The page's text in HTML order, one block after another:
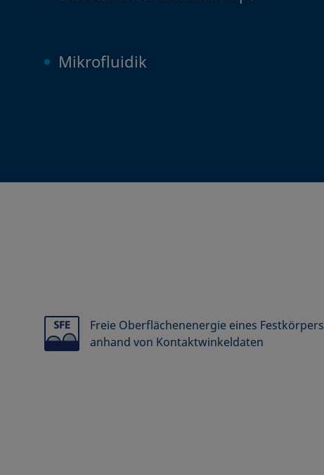
Mikrofluidik
Freie Oberflächenenergie eines Festkörpers
anhand von Kontaktwinkeldaten